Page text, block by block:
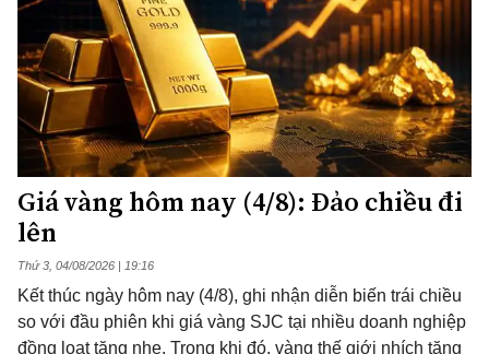
Giá vàng hôm nay (4/8): Đảo chiều đi
lên
Thứ 3, 04/08/2026 | 19:16
Kết thúc ngày hôm nay (4/8), ghi nhận diễn biến trái chiều
so với đầu phiên khi giá vàng SJC tại nhiều doanh nghiệp
đồng loạt tăng nhẹ. Trong khi đó, vàng thế giới nhích tăng